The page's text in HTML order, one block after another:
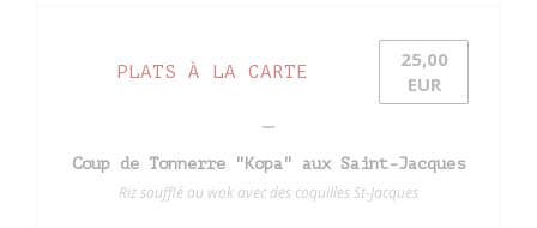
PLATS À LA CARTE
25,00
EUR
Coup de Tonnerre "Kopa" aux Saint-Jacques
Riz soufflé au wok avec des coquilles St-Jacques